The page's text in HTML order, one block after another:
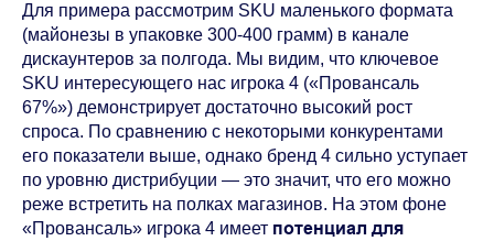
Для примера рассмотрим SKU маленького формата
(майонезы в упаковке 300-400 грамм) в канале
дискаунтеров за полгода. Мы видим, что ключевое
SKU интересующего нас игрока 4 («Провансаль
67%») демонстрирует достаточно высокий рост
спроса. По сравнению с некоторыми конкурентами
его показатели выше, однако бренд 4 сильно уступает
по уровню дистрибуции — это значит, что его можно
реже встретить на полках магазинов. На этом фоне
«Провансаль» игрока 4 имеет потенциал для